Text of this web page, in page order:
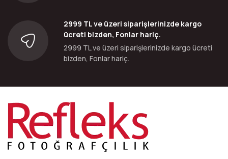
2999 TL ve üzeri siparişlerinizde kargo
ücreti bizden, Fonlar hariç.
2999 TL ve üzeri siparişlerinizde kargo ücreti
bizden, Fonlar hariç.